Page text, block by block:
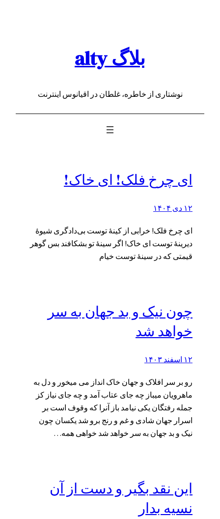
بلاگ alty
نوشتاری از خاطره، غلطان در اقیانوس اینترنت
ای چرخ فلک! ای خاک!
۱۲ دی ۱۴۰۴
ای چرخ فلک! خرابی از کینهٔ توست بی‌دادگری شیوهٔ
دیرینهٔ توست ای خاک! اگر سینهٔ تو بشکافند بس گوهر
قیمتی که در سینهٔ توست خیام
چون نیک و بد جهان به سر
خواهد شد
۱۲ اسفند ۱۴۰۳
رو بر سر افلاک و جهان خاک انداز می میخور و دل به
ماهرویان میباز چه جای عتاب آمد و چه جای نیاز کز
جمله رفتگان یکی نیامد باز آنرا که وقوف است بر
اسرار جهان شادی و غم و رنج برو شد یکسان چون
نیک و بد جهان به سر خواهد شد خواهی همه…
این نقد بگیر و دست از آن
نسیه بدار